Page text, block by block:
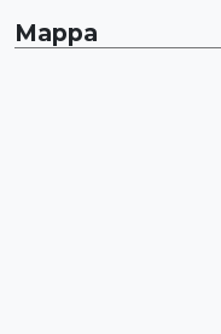
Mappa